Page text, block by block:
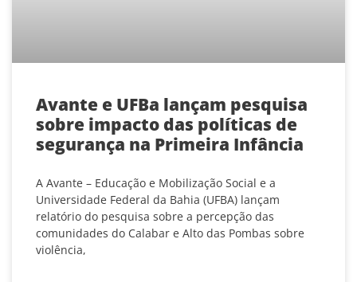
Avante e UFBa lançam pesquisa
sobre impacto das políticas de
segurança na Primeira Infância
A Avante – Educação e Mobilização Social e a
Universidade Federal da Bahia (UFBA) lançam
relatório do pesquisa sobre a percepção das
comunidades do Calabar e Alto das Pombas sobre
violência,